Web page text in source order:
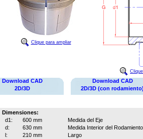
Clique para ampliar
Download CAD
2D/3D
Download CAD
2D/3D (con rodamiento)
Dimensiones:
d1:
600 mm
Medida del Eje
d:
630 mm
Medida Interior del Rodamiento
l:
210 mm
Largo